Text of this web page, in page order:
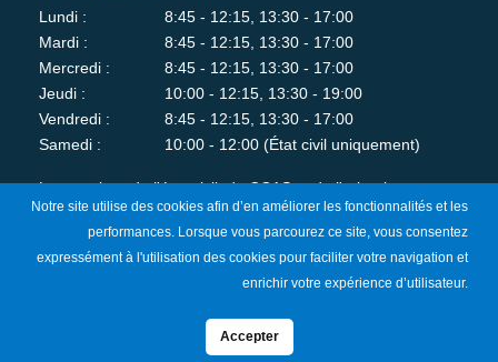
Lundi :
8:45 - 12:15, 13:30 - 17:00
Mardi :
8:45 - 12:15, 13:30 - 17:00
Mercredi :
8:45 - 12:15, 13:30 - 17:00
Jeudi :
10:00 - 12:15, 13:30 - 19:00
Vendredi :
8:45 - 12:15, 13:30 - 17:00
Samedi :
10:00 - 12:00 (État civil uniquement)
Les services de l'état-civil, du CCAS et de l'urbanisme sont
fermés au public le lundi matin.
Je m'abonne à la newsletter
Notre site utilise des cookies afin d’en améliorer les fonctionnalités et les
performances. Lorsque vous parcourez ce site, vous consentez
expressément à l'utilisation des cookies pour faciliter votre navigation et
enrichir votre expérience d’utilisateur.
Accepter